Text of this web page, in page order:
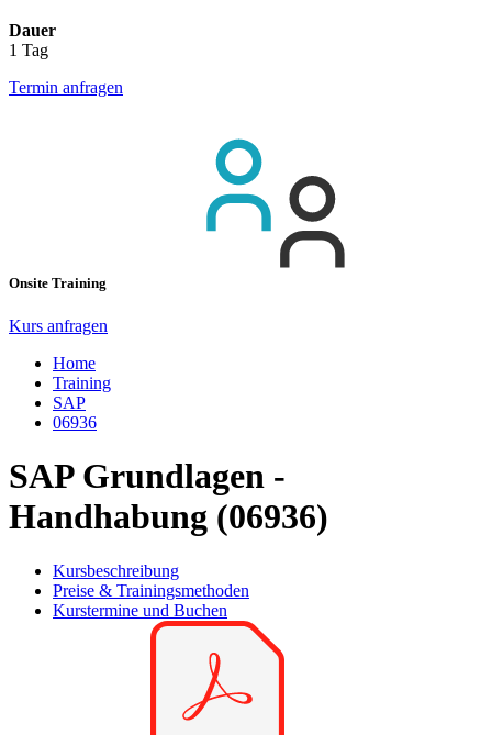
Dauer
1 Tag
Termin anfragen
Onsite Training
Kurs anfragen
Home
Training
SAP
06936
SAP Grundlagen -
Handhabung (06936)
Kursbeschreibung
Preise & Trainingsmethoden
Kurstermine und Buchen